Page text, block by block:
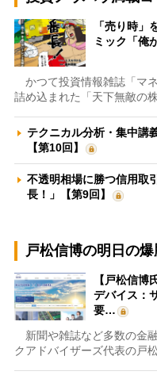
「売り時
ミック「俺
かつて投資情報雑誌「マ
詰め込まれた「天下無敵の
テクニカル分析・集中講
【第10回】
不透明相場に勝つ信用
長！」【第9回】
戸松信博の明日の爆
【戸松信
デバイス：
要…
新聞や雑誌など多数の金
クアドバイザーズ代表の戸